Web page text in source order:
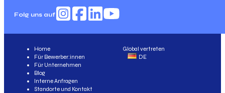
Folg uns auf
Global vertreten
DE
Home
Für Bewerber:innen
Für Unternehmen
Blog
Interne Anfragen
Standorte und Kontakt